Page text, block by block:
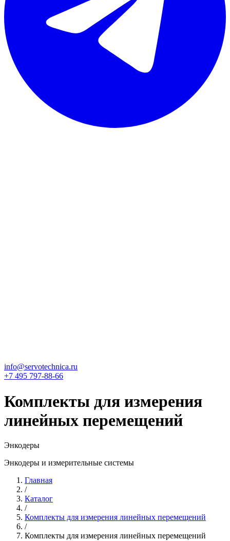
info@servotechnica.ru
+7 495 797-88-66
Комплекты для измерения
линейных перемещений
Энкодеры
Энкодеры и измерительные системы
Главная
/
Каталог
/
Комплекты для измерения линейных перемещений
/
Комплекты для измерения линейных перемещений